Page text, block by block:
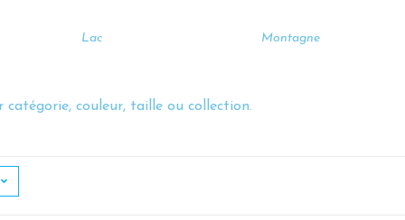
Lac Montagne
couleur, taille ou collection.